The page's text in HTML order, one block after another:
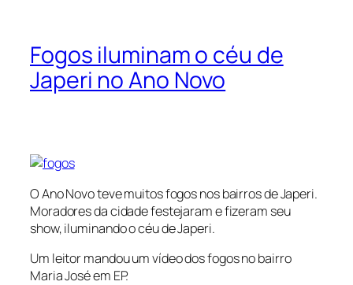
Fogos iluminam o céu de
Japeri no Ano Novo
O Ano Novo teve muitos fogos nos bairros de Japeri.
Moradores da cidade festejaram e fizeram seu
show, iluminando o céu de Japeri.
Um leitor mandou um vídeo dos fogos no bairro
Maria José em EP.